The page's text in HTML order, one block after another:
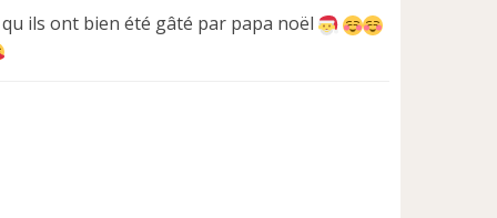
ils ont bien été gâté par papa noël